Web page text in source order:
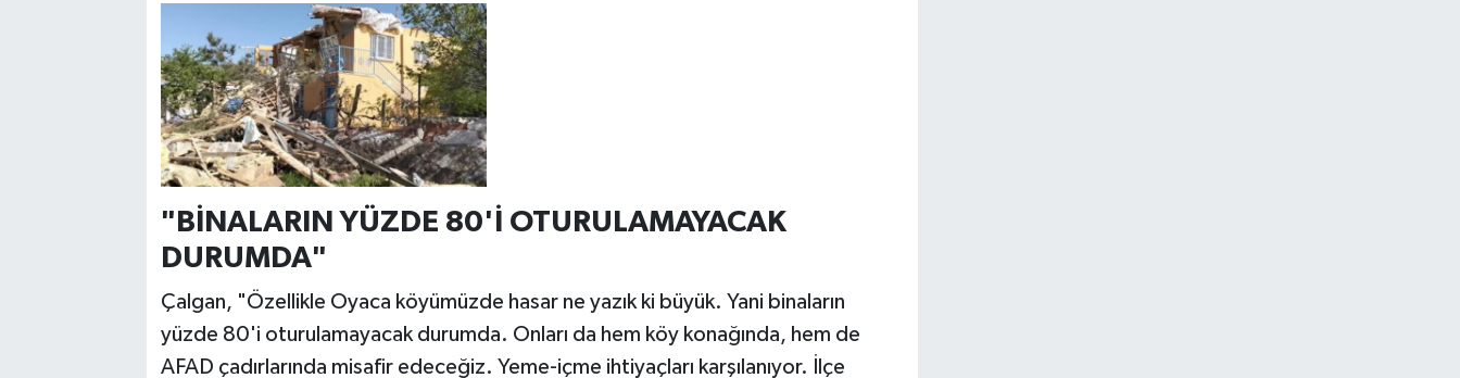
"BİNALARIN YÜZDE 80'İ OTURULAMAYACAK
DURUMDA"
Çalgan, "Özellikle Oyaca köyümüzde hasar ne yazık ki büyük. Yani binaların
yüzde 80'i oturulamayacak durumda. Onları da hem köy konağında, hem de
AFAD çadırlarında misafir edeceğiz. Yeme-içme ihtiyaçları karşılanıyor. İlçe